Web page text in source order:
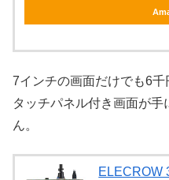
7インチの画面だけでも6
タッチパネル付き画面が
ん。
ELECROW